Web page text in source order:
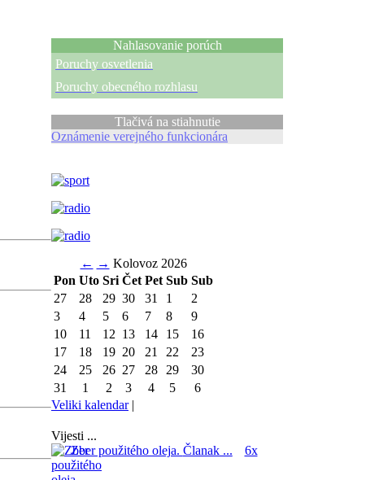
Nahlasovanie porúch
Poruchy osvetlenia
Poruchy obecného rozhlasu
Tlačivá na stiahnutie
Oznámenie verejného funkcionára
← → Kolovoz 2026
Pon Uto Sri Čet Pet Sub Sub
27
28 29 30 31 1
2
3
4 5 6 7 8
9
10
11 12 13 14 15
16
17
18 19 20 21 22
23
24
25 26 27 28 29
30
31
1 2 3 4 5
6
Veliki kalendar|
Vijesti ...
Zber použitého oleja. Članak ... 6x